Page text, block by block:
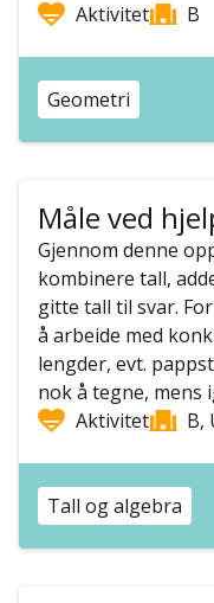
Aktivitet
B
Geometri
Måle ved
Gjennom denne
kombinere tall,
gitte tall til svar.
å arbeide med
lengder, evt.
nok å tegne, mens
Aktivitet
B,
Tall og algebra